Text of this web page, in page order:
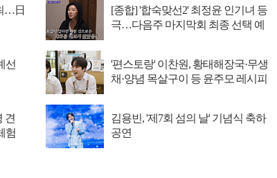
…日
[종합] '합숙맞선2' 최정윤 인기녀 등
극…다음주 마지막회 최종 선택 예
선
'편스토랑' 이찬원, 황태해장국·무생
채·양념 목살구이 등 윤주모 레시피
견
험
김용빈, '제7회 섬의 날' 기념식 축하
공연